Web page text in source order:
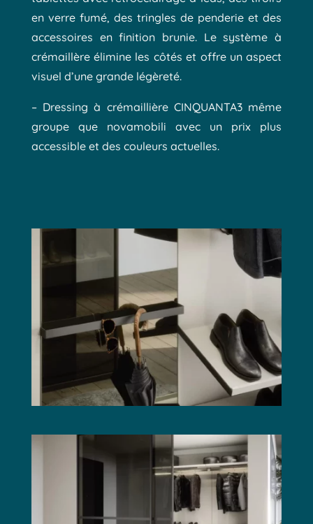
en verre fumé, des tringles de penderie et des
accessoires en finition brunie. Le système à
crémaillère élimine les côtés et offre un aspect
visuel d’une grande légèreté.
– Dressing à crémaillière CINQUANTA3 même
groupe que novamobili avec un prix plus
accessible et des couleurs actuelles.